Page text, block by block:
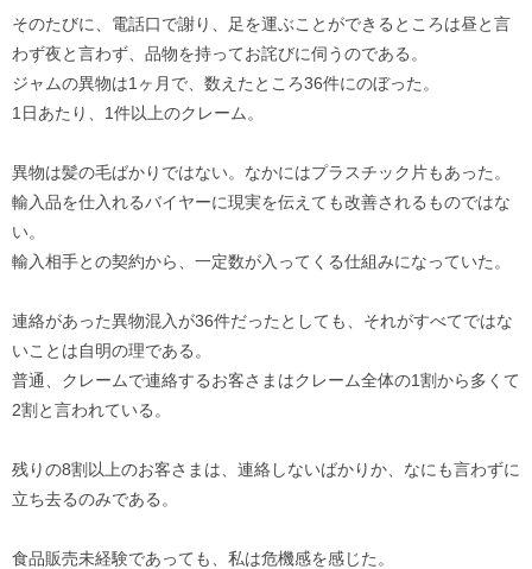
そのたびに、電話口で謝り、足を運ぶことができるところは昼と言
わず夜と言わず、品物を持ってお詫びに伺うのである。
ジャムの異物は1ヶ月で、数えたところ36件にのぼった。
1日あたり、1件以上のクレーム。
異物は髪の毛ばかりではない。なかにはプラスチック片もあった。
輸入品を仕入れるバイヤーに現実を伝えても改善されるものではな
い。
輸入相手との契約から、一定数が入ってくる仕組みになっていた。
連絡があった異物混入が36件だったとしても、それがすべてではな
いことは自明の理である。
普通、クレームで連絡するお客さまはクレーム全体の1割から多くて
2割と言われている。
残りの8割以上のお客さまは、連絡しないばかりか、なにも言わずに
立ち去るのみである。
食品販売未経験であっても、私は危機感を感じた。